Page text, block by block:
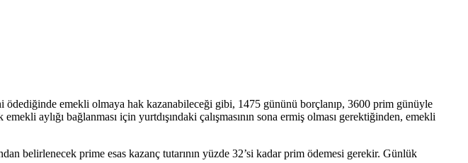
emekli olmaya hak kazanabileceği gibi, 1475 gününü borçlanıp, 3600 prim günüyle
aylığı bağlanması için yurtdışındaki çalışmasının sona ermiş olması gerektiğinden, emekli
belirlenecek prime esas kazanç tutarının yüzde 32’si kadar prim ödemesi gerekir. Günlük